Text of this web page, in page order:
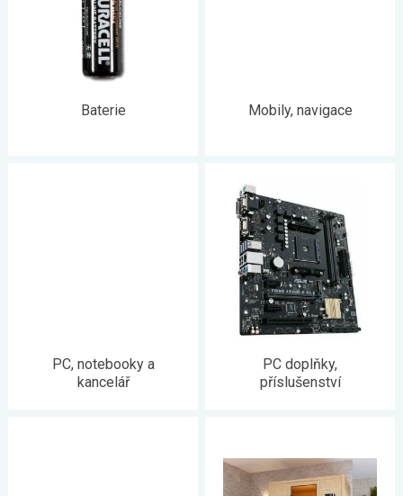
Baterie Mobily, navigace
PC, notebooky a
kancelář
PC doplňky,
příslušenství